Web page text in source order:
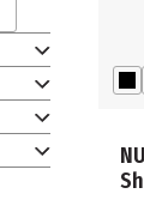
bis